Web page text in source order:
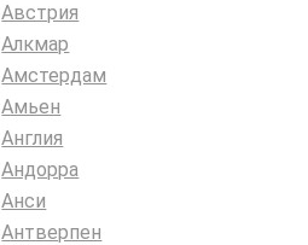
Австрия
Алкмар
Амстердам
Амьен
Англия
Андорра
Анси
Антверпен